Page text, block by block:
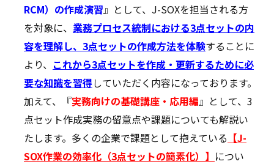
RCM）の作成演習』として、J-SOXを担当される方
を対象に、 業務プロセス統制における3点セットの内
容を理解し、3点セットの作成方法を体験することに
より、 これから3点セットを作成・更新するために必
要な知識を習得していただく内容になっております。
加えて、『実務向けの基礎講座・応用編』として、3
点セット作成実務の留意点や課題についても解説い
たします。多くの企業で課題として抱えている 【J-
SOX作業の効率化（3点セットの簡素化）】 につい